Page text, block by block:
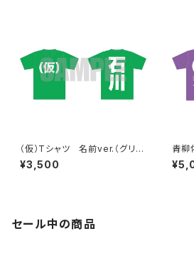
（仮）Tシャツ 名前ver.（グリー
ン）
¥3,500
青柳
人女
セール中の商品